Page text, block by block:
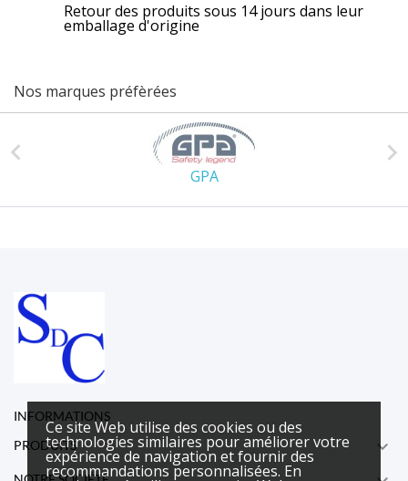
Ce site Web utilise des cookies ou des
technologies similaires pour améliorer votre
expérience de navigation et fournir des
recommandations personnalisées. En
Retour des produits sous 14 jours dans leur
emballage d'origine
Nos marques préfèrées

GPA

INFORMATIONS
PRODUITS
